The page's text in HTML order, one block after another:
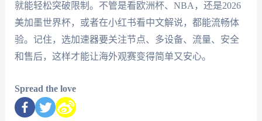
就能轻松突破限制。不管是看欧洲杯、NBA，还是2026
美加墨世界杯，或者在小红书看中文解说，都能流畅体
验。记住，选加速器要关注节点、多设备、流量、安全
和售后，这样才能让海外观赛变得简单又安心。
Spread the love